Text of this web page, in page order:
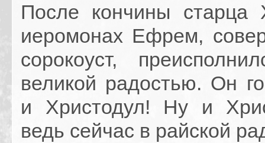
После кончины старца
иеромонах Ефрем,
сорокоуст,
великой радостью. Он
и Христодул! Ну и
ведь сейчас в райской